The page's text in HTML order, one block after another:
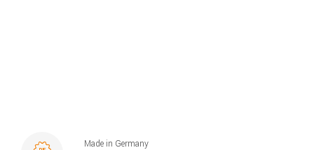
Made in Germany